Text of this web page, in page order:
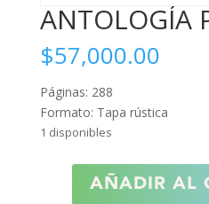
ANTOLOGÍA
$57,000.00
Páginas: 288
Formato: Tapa rústica
1 disponibles
ANTOLOGÍA
POÉTICA
AÑADIR AL